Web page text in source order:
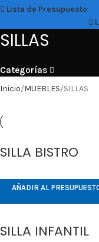
Lista de Presupuesto
SILLAS
Categorías
Inicio MUEBLES SILLAS
SILLA BISTRO
AÑADIR AL
SILLA INFANTIL